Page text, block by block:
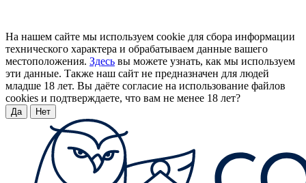
На нашем сайте мы используем cookie для сбора информации
технического характера и обрабатываем данные вашего
местоположения. Здесь вы можете узнать, как мы используем
эти данные. Также наш сайт не предназначен для людей
младше 18 лет. Вы даёте согласие на использование файлов
cookies и подтверждаете, что вам не менее 18 лет?
Да Нет